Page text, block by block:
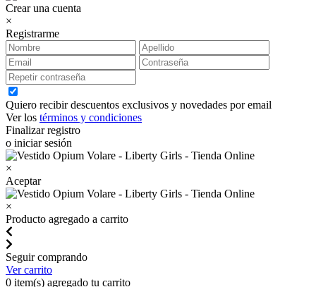
Crear una cuenta
×
Registrarme
Quiero recibir descuentos exclusivos y novedades por email
Ver los términos y condiciones
Finalizar registro
o iniciar sesión
×
Aceptar
×
Producto agregado a carrito
Seguir comprando
Ver carrito
0 item(s) agregado tu carrito